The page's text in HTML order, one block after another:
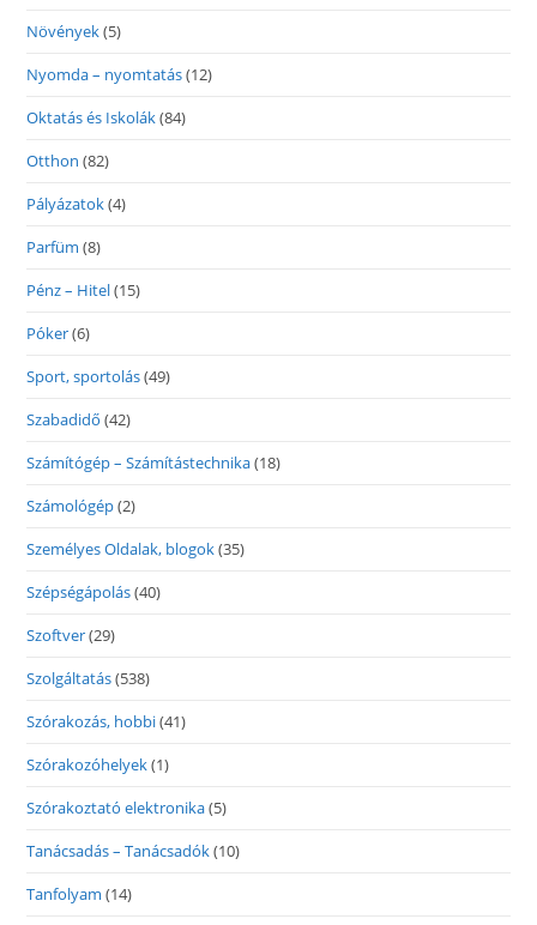
Növények(5)
Nyomda – nyomtatás(12)
Oktatás és Iskolák(84)
Otthon (82)
Pályázatok(4)
Parfüm (8)
Pénz – Hitel(15)
Póker(6)
Sport, sportolás(49)
Szabadidő (42)
Számítógép – Számítástechnika(18)
Számológép(2)
Személyes Oldalak, blogok(35)
Szépségápolás(40)
Szoftver(29)
Szolgáltatás(538)
Szórakozás, hobbi(41)
Szórakozóhelyek(1)
Szórakoztató elektronika(5)
Tanácsadás – Tanácsadók(10)
Tanfolyam (14)